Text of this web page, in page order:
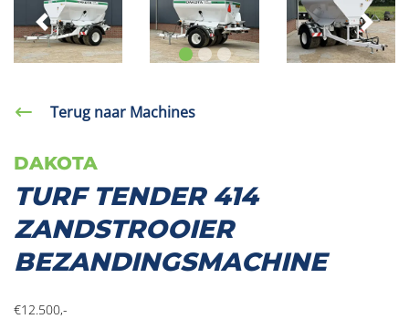
Terug naar Machines
DAKOTA
TURF TENDER 414
ZANDSTROOIER
BEZANDINGSMACHINE
€12.500,-
Vorige